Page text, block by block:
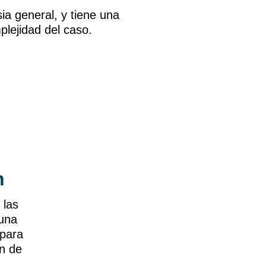
general, y tiene una
del caso.
las
de